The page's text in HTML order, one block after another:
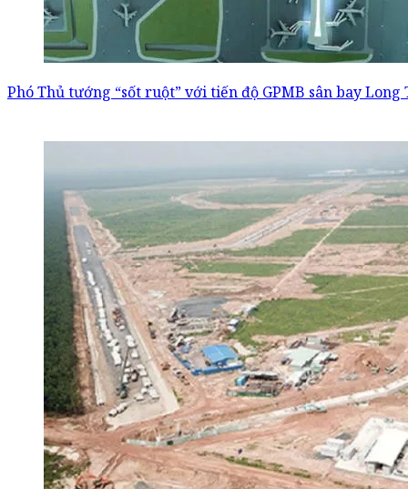
Phó Thủ tướng “sốt ruột” với tiến độ GPMB sân bay Long